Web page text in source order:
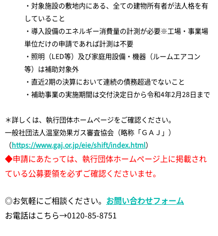
・対象施設の敷地内にある、全ての建物所有者が法人格を有
していること
・導入設備のエネルギー消費量の計測が必要※工場・事業場
単位だけの申請であれば計測は不要
・照明（LED等）及び家庭用設備・機器（ルームエアコン
等）は補助対象外
・直近2期の決算において連続の債務超過でないこと
・補助事業の実施期間は交付決定日から令和4年2月28日まで
＊詳しくは、執行団体ホームページをご確認ください。
一般社団法人温室効果ガス審査協会（略称「ＧＡＪ」）
（https://www.gaj.or.jp/eie/shift/index.html）
◆申請にあたっては、執行団体ホームページ上に掲載され
ている公募要領を必ずご確認くださいませ。
◎お気軽にご相談ください。 お問い合わせフォーム
お電話はこちら→0120-85-8751